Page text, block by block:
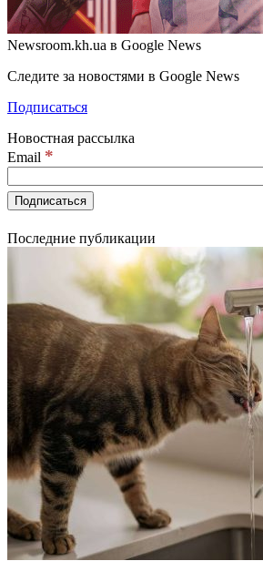
Newsroom.kh.ua в Google News
Следите за новостями в Google News
Подписаться
Новостная рассылка
Email *
Последние публикации